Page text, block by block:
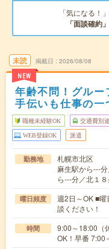
「気になる！
「面談確約」
未読
NEW
掲載日 2026/08/08
年齢不問！グル
手伝いも仕事の一
職種未経験OK 交通費別
WEB登録OK 派遣
勤務地
札幌市北区
麻生駅から---
ら---分／北１
曜日頻度
週2日～OK ■
談ください！
時間
9:00～18:00（
OK！早番